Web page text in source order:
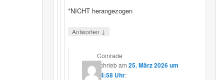
*NICHT herangezogen
Antworten ↓
Comrade
schriebam 25. März 2026 um
14:58 Uhr: